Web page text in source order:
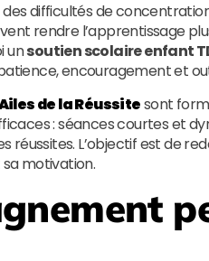
difficultés de
rendre l’apprentissage
unsoutien scolaire enfant
encouragement et
de la Réussitesont
: séances courtes et
réussites. L’objectif est de
motivation.